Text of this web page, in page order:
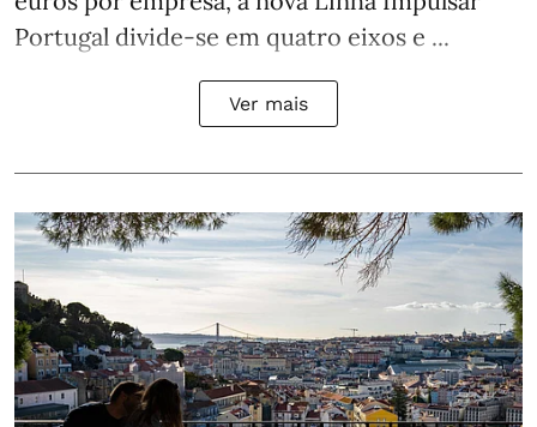
Portugal divide-se em quatro eixos e ...
Ver mais